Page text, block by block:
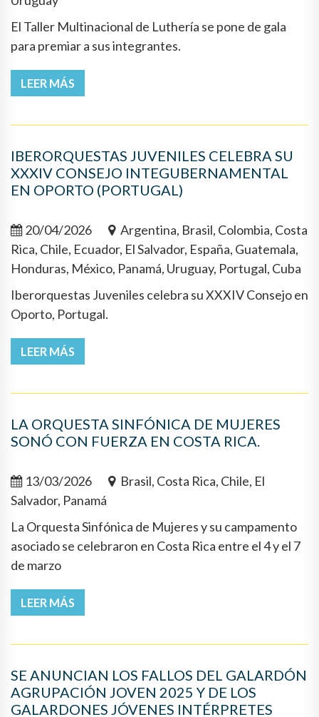
El Taller Multinacional de Luthería se pone de gala
para premiar a sus integrantes.
LEER MÁS
IBERORQUESTAS JUVENILES CELEBRA SU
XXXIV CONSEJO INTEGUBERNAMENTAL
EN OPORTO (PORTUGAL)
20/04/2026
Argentina, Brasil, Colombia, Costa
Rica, Chile, Ecuador, El Salvador, España, Guatemala,
Honduras, México, Panamá, Uruguay, Portugal, Cuba
Iberorquestas Juveniles celebra su XXXIV Consejo en
Oporto, Portugal.
LEER MÁS
LA ORQUESTA SINFÓNICA DE MUJERES
SONÓ CON FUERZA EN COSTA RICA.
13/03/2026
Brasil, Costa Rica, Chile, El
Salvador, Panamá
La Orquesta Sinfónica de Mujeres y su campamento
asociado se celebraron en Costa Rica entre el 4 y el 7
de marzo
LEER MÁS
SE ANUNCIAN LOS FALLOS DEL GALARDÓN
AGRUPACIÓN JOVEN 2025 Y DE LOS
GALARDONES JÓVENES INTÉRPRETES